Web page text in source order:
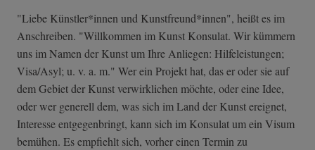
"Liebe Künstler*innen und Kunstfreund*innen", heißt es im
Anschreiben. "Willkommen im Kunst Konsulat. Wir kümmern
uns im Namen der Kunst um Ihre Anliegen: Hilfeleistungen;
Visa/Asyl; u. v. a. m." Wer ein Projekt hat, das er oder sie auf
dem Gebiet der Kunst verwirklichen möchte, oder eine Idee,
oder wer generell dem, was sich im Land der Kunst ereignet,
Interesse entgegenbringt, kann sich im Konsulat um ein Visum
bemühen. Es empfiehlt sich, vorher einen Termin zu